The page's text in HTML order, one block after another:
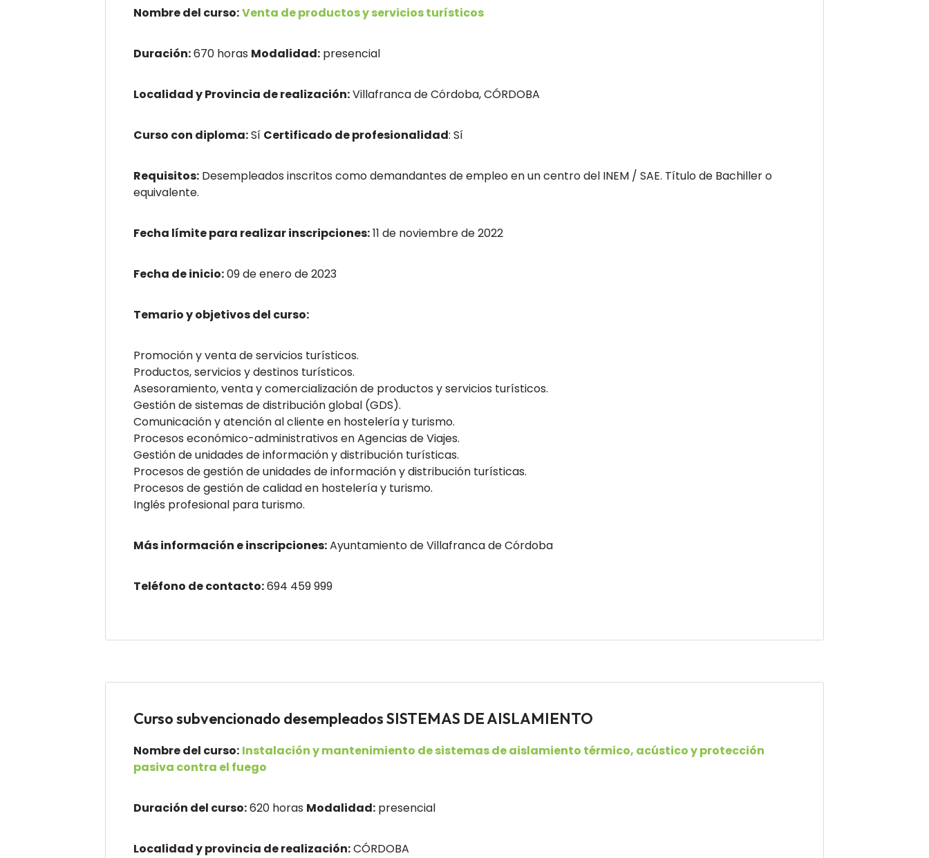
Nombre del curso:Venta de productos y servicios turísticos
Duración:670 horas Modalidad: presencial
Localidad y Provincia de realización:Villafranca de Córdoba, CÓRDOBA
Curso con diploma:Sí Certificado de profesionalidad: Sí
Requisitos: Desempleados inscritos como demandantes de empleo en un centro del INEM / SAE. Título de Bachiller o
equivalente.
Fecha límite para realizar inscripciones:11 de noviembre de 2022
Fecha de inicio:09 de enero de 2023
Temario y objetivos del curso:
Promoción y venta de servicios turísticos.
Productos, servicios y destinos turísticos.
Asesoramiento, venta y comercialización de productos y servicios turísticos.
Gestión de sistemas de distribución global (GDS).
Comunicación y atención al cliente en hostelería y turismo.
Procesos económico-administrativos en Agencias de Viajes.
Gestión de unidades de información y distribución turísticas.
Procesos de gestión de unidades de información y distribución turísticas.
Procesos de gestión de calidad en hostelería y turismo.
Inglés profesional para turismo.
Más información e inscripciones:Ayuntamiento de Villafranca de Córdoba
Teléfono de contacto:694 459 999
Curso subvencionado desempleados SISTEMAS DE AISLAMIENTO
Nombre del curso: Instalación y mantenimiento de sistemas de aislamiento térmico, acústico y protección
pasiva contra el fuego
Duración del curso:620 horas Modalidad: presencial
Localidad y provincia de realización:CÓRDOBA